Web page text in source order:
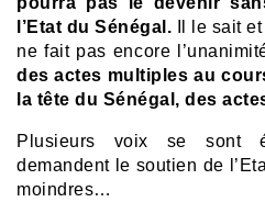
l’Etat du Sénégal.
Il le sait
ne fait pas encore
des actes multiples au
la tête du Sénégal, des
Plusieurs voix se sont
demandent le soutien de
moindres…